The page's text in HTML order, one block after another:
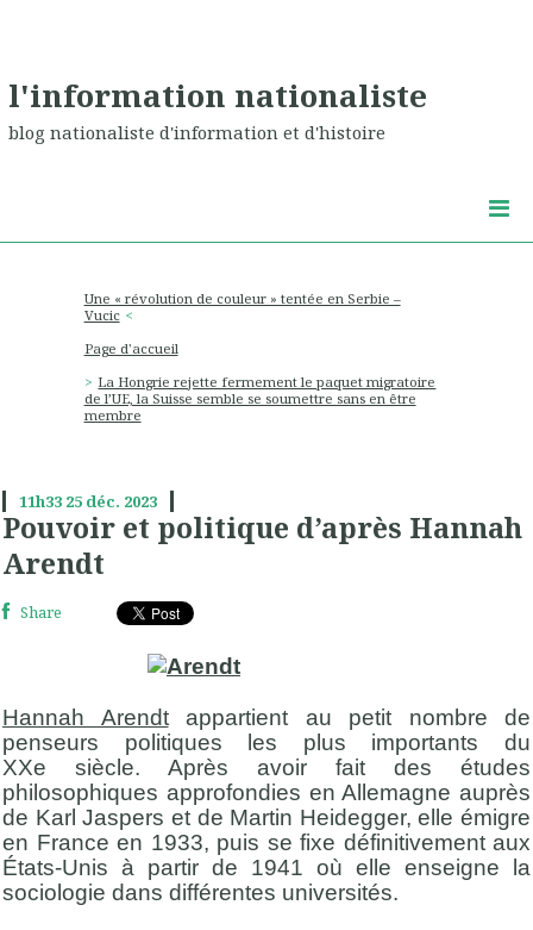
l'information nationaliste
blog nationaliste d'information et d'histoire
Une « révolution de couleur » tentée en Serbie –
Vucic
Page d'accueil
La Hongrie rejette fermement le paquet migratoire
de l’UE, la Suisse semble se soumettre sans en être
membre
11h33 25 déc. 2023
Pouvoir et politique d’après Hannah
Arendt
Share
Hannah Arendtappartient au petit nombre de
penseurs politiques les plus importants du
XXe siècle. Après avoir fait des études
philosophiques approfondies en Allemagne auprès
de Karl Jaspers et de Martin Heidegger, elle émigre
en France en 1933, puis se fixe définitivement aux
États-Unis à partir de 1941 où elle enseigne la
sociologie dans différentes universités.